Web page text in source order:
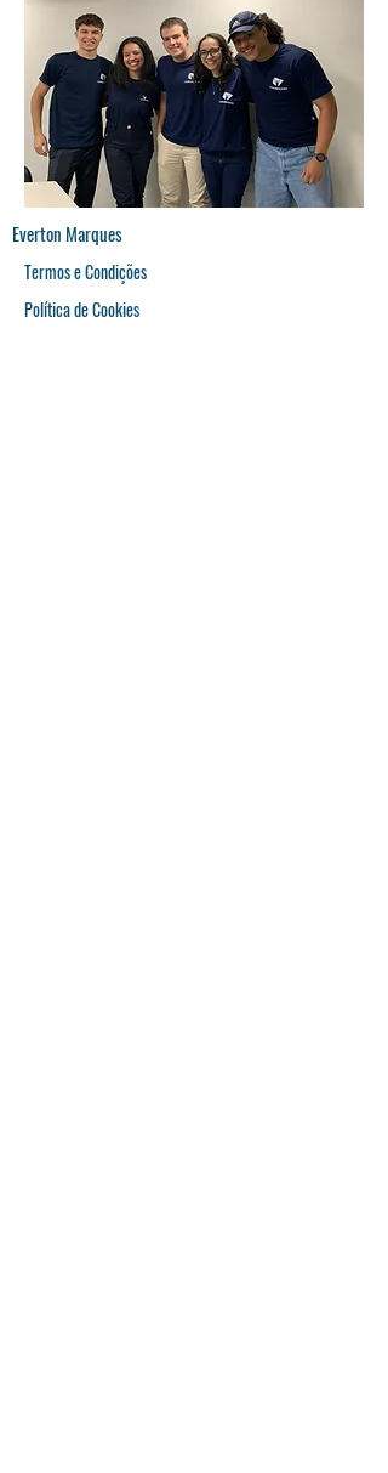
Everton Marques
Termos e Condições
Política de Cookies